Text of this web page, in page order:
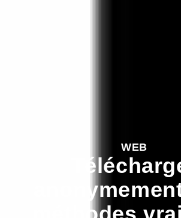
WEB